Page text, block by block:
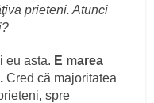
prieteni. Atunci
eu asta. E marea
Cred că majoritatea
spre